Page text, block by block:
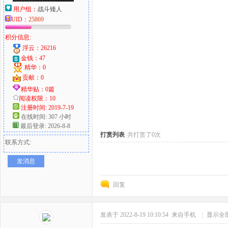
爱
好
用户组： 战斗矮人
UID： 25869
积分信息:
浮云：26216
金钱：47
精华：0
贡献：0
精华贴：0篇
阅读权限：10
注册时间: 2019-7-19
在线时间: 307 小时
最后登录: 2026-8-8
联系方式:
发消息
打赏列表 共打赏了0次
回复
发表于 2022-8-19 10:10:54 来自手机 显示全